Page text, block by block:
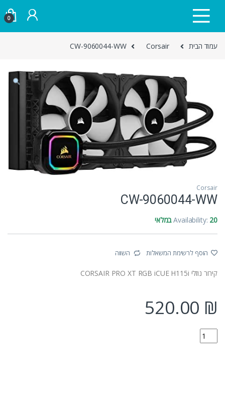
0
עמוד הבית Corsair
CW-9060044-WW
Corsair
CW-9060044-WW
Availability: 20 במלאי
הוסף לרשימת המשאלות השווה
קירור נוזלי CORSAIR PRO XT RGB iCUE H115i
520.00 ₪
CW-9060044-WW quantity